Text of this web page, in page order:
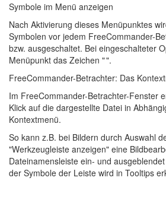
Symbole im Menü anzeigen
Nach Aktivierung dieses Menüpunktes
Symbolen vor jedem FreeCommander-
bzw. ausgeschaltet. Bei eingeschalteter
Menüpunkt das Zeichen "".
FreeCommander-Betrachter: Das
Im FreeCommander-Betrachter-Fenster
Klick auf die dargestellte Datei in
Kontextmenü.
So kann z.B. bei Bildern durch Auswahl
"Werkzeugleiste anzeigen" eine
Dateinamensleiste ein- und
der Symbole der Leiste wird in Tooltips